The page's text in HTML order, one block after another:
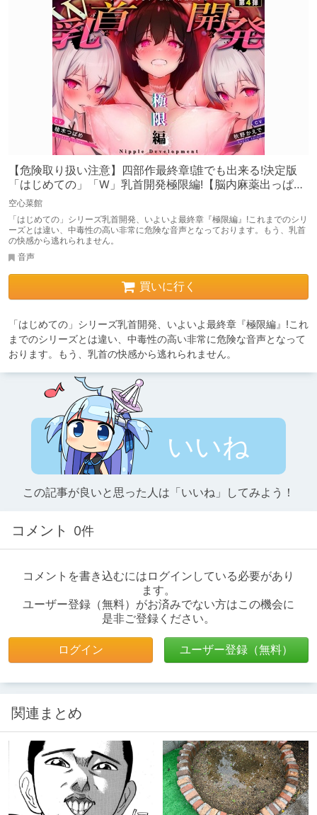
【危険取り扱い注意】四部作最終章!誰でも出来る!決定版
「はじめての」「W」乳首開発極限編!【脳内麻薬出っぱな
し!乳首中毒確定】
空心菜館
「はじめての」シリーズ乳首開発、いよいよ最終章『極限編』!これまでのシリ
ーズとは違い、中毒性の高い非常に危険な音声となっております。もう、乳首
の快感から逃れられません。
音声
買いに行く
「はじめての」シリーズ乳首開発、いよいよ最終章『極限編』!これ
までのシリーズとは違い、中毒性の高い非常に危険な音声となって
おります。もう、乳首の快感から逃れられません。
いいね
この記事が良いと思った人は「いいね」してみよう！
コメント 0件
コメントを書き込むにはログインしている必要があり
ます。
ユーザー登録（無料）がお済みでない方はこの機会に
是非ご登録ください。
ログイン ユーザー登録（無料）
関連まとめ